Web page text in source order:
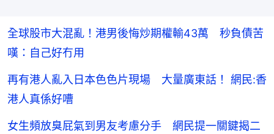
全球股市大混亂！港男後悔炒期權輸43萬 秒負債苦
嘆：自己好冇用
再有港人亂入日本色色片現場 大量廣東話！ 網民:香
港人真係好嘈
女生頻放臭屁氣到男友考慮分手 網民提一關鍵揭二